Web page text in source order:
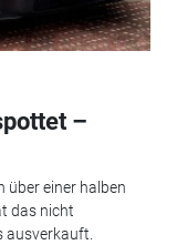
–
über einer halben
das nicht
ausverkauft.